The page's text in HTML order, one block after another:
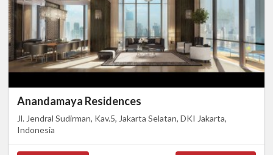
Anandamaya Residences
Jl. Jendral Sudirman, Kav.5, Jakarta Selatan, DKI Jakarta,
Indonesia